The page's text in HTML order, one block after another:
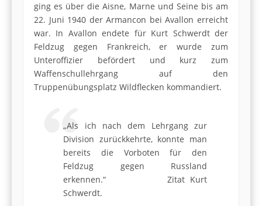
ging es über die Aisne, Marne und Seine bis am
22. Juni 1940 der Armancon bei Avallon erreicht
war. In Avallon endete für Kurt Schwerdt der
Feldzug gegen Frankreich, er wurde zum
Unteroffizier befördert und kurz zum
Waffenschul­lehrgang auf den
Truppenübungsplatz Wildflecken kommandiert.
„Als ich nach dem Lehrgang zur
Division zurückkehrte, konnte man
bereits die Vorboten für den
Feldzug gegen Russland
erkennen.“ Zitat Kurt
Schwerdt.